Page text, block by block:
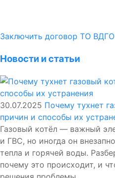
Заключить договор ТО ВДГО
Новости и статьи
30.07.2025 Почему тухнет
причин и способы их
Газовый котёл — важный
и ГВС, но иногда он
тепла и горячей воды.
почему это происходит, и